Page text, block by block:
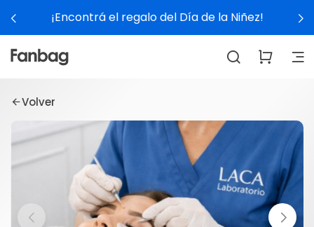
¡Encontrá el regalo del Día de la Niñez!
Volver